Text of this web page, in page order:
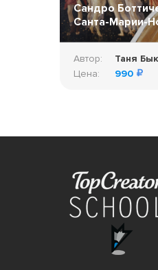
Сандро
Санта-Марии-
Автор:
Таня
Цена:
990